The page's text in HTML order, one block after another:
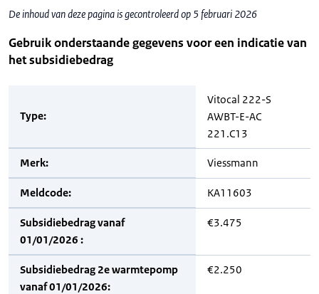
De inhoud van deze pagina is gecontroleerd op 5 februari 2026
Gebruik onderstaande gegevens voor een indicatie van
het subsidiebedrag
Type:
Vitocal 222-S
AWBT-E-AC
221.C13
Merk: Viessmann
Meldcode: KA11603
Subsidiebedrag vanaf
01/01/2026 :
€3.475
Subsidiebedrag 2e warmtepomp
vanaf 01/01/2026:
€2.250